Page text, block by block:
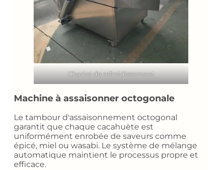
Chariot de refroidissement
Machine à assaisonner octogonale
Le tambour d'assaisonnement octogonal
garantit que chaque cacahuète est
uniformément enrobée de saveurs comme
épicé, miel ou wasabi. Le système de mélange
automatique maintient le processus propre et
efficace.